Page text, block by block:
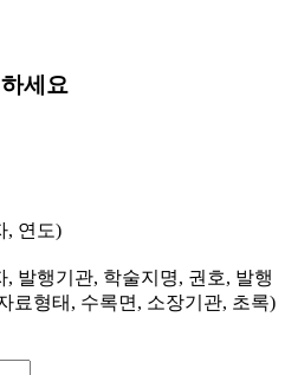
세요
, 연도)
발행기관, 학술지명, 권호, 발행
료형태, 수록면, 소장기관, 초록)